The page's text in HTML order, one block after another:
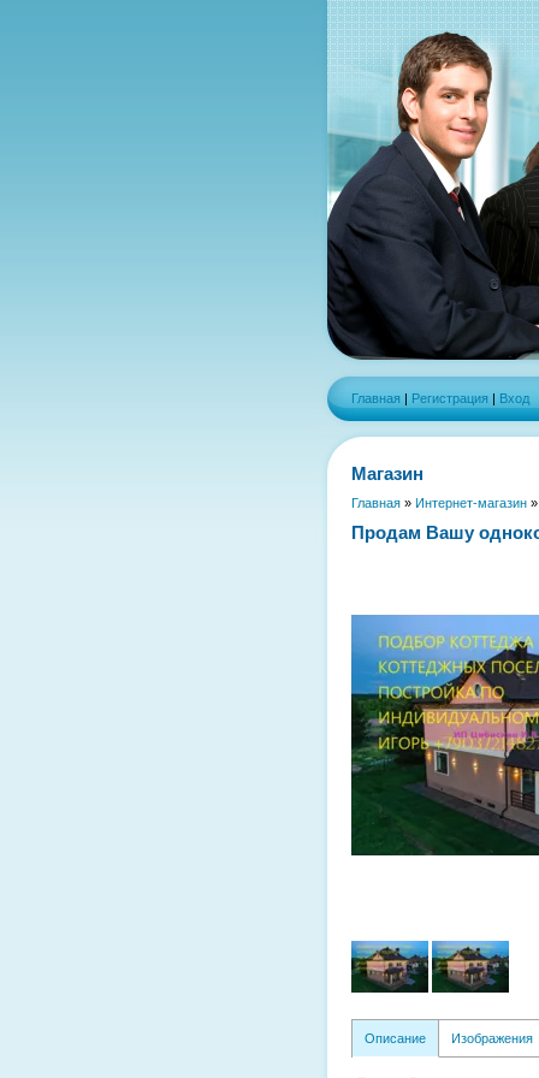
Главная | Регистрация | Вход
Магазин
Главная » Интернет-магазин »
Продам Вашу
Описание Изображения